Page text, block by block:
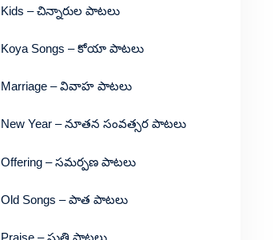
Kids – చిన్నారుల పాటలు
Koya Songs – కోయా పాటలు
Marriage – వివాహ పాటలు
New Year – నూతన సంవత్సర పాటలు
Offering – సమర్పణ పాటలు
Old Songs – పాత పాటలు
Praise – స్తుతి పాటలు